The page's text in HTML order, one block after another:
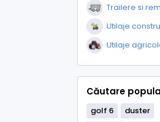
Trailere si
Utilaje
Utilaje
Căutare
golf 6
duster